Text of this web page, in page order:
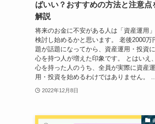
ばいい？おすすめの方法と注意点
解説
将来のお金に不安がある人は「資産運用
検討し始めるかと思います。 老後2000万
題が話題になってから、資産運用・投資
心を持つ人が増えた印象です。 とはいえ
心を持った人のうち、全員が実際に資産運
用・投資を始めるわけではありません。 ...
2022年12月8日